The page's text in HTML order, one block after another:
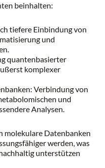
beinhalten:
tiefere Einbindung von
und
quantenbasierter
komplexer
Verbindung von
und
Analysen.
molekulare Datenbanken
werden, was
unterstützen